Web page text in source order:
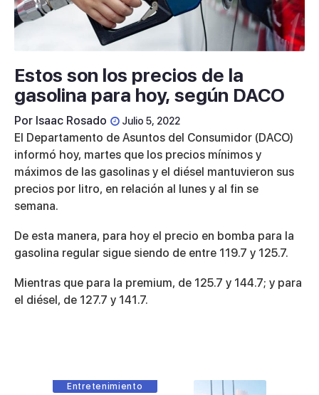
Estos son los precios de la
gasolina para hoy, según DACO
Por Isaac Rosado Julio 5, 2022
El Departamento de Asuntos del Consumidor (DACO)
informó hoy, martes que los precios mínimos y
máximos de las gasolinas y el diésel mantuvieron sus
precios por litro, en relación al lunes y al fin se
semana.
De esta manera, para hoy el precio en bomba para la
gasolina regular sigue siendo de entre 119.7 y 125.7.
Mientras que para la premium, de 125.7 y 144.7; y para
el diésel, de 127.7 y 141.7.
Entretenimiento